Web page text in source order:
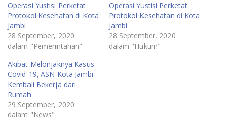
Operasi Yustisi Perketat
Protokol Kesehatan di Kota
Jambi
28 September, 2020
dalam "Pemerintahan"
Operasi Yustisi Perketat
Protokol Kesehatan di Kota
Jambi
28 September, 2020
dalam "Hukum"
Akibat Melonjaknya Kasus
Covid-19, ASN Kota Jambi
Kembali Bekerja dari
Rumah
29 September, 2020
dalam "News"